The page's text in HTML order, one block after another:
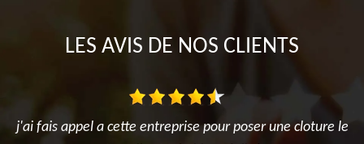
LES AVIS DE NOS CLIENTS
j'ai fais appel a cette entreprise pour poser une cloture le